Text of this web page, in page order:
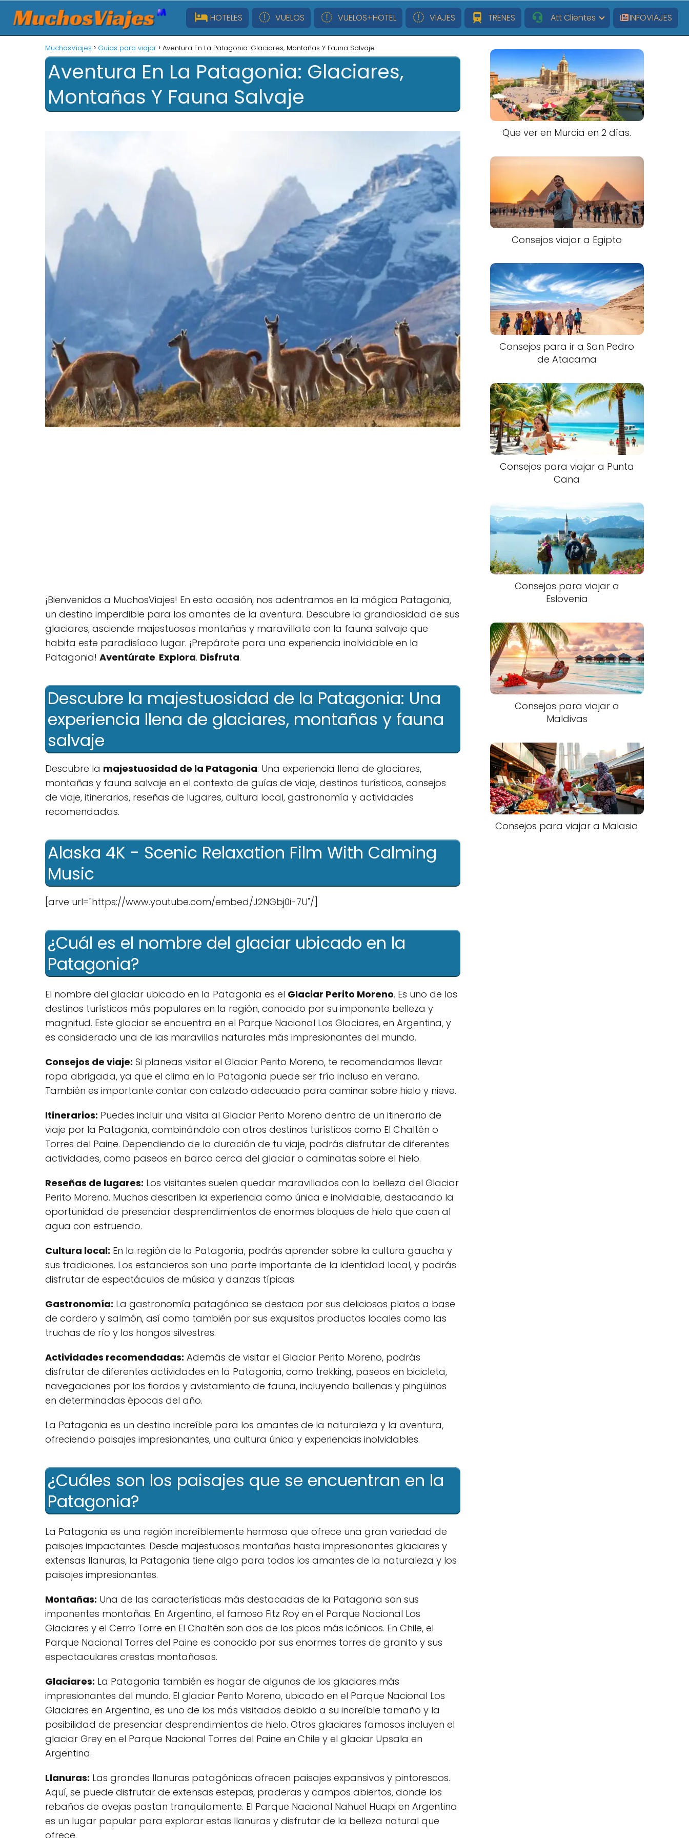
HOTELES VUELOS VUELOS+HOTEL VIAJES TRENES Att Clientes INFOVIAJES
MuchosViajes Guías para viajar Aventura En La Patagonia: Glaciares, Montañas Y Fauna Salvaje
Aventura En La Patagonia: Glaciares,
Montañas Y Fauna Salvaje
¡Bienvenidos a MuchosViajes! En esta ocasión, nos adentramos en la mágica Patagonia,
un destino imperdible para los amantes de la aventura. Descubre la grandiosidad de sus
glaciares, asciende majestuosas montañas y maravíllate con la fauna salvaje que
habita este paradisíaco lugar. ¡Prepárate para una experiencia inolvidable en la
Patagonia! Aventúrate. Explora. Disfruta.
Descubre la majestuosidad de la Patagonia: Una
experiencia llena de glaciares, montañas y fauna
salvaje
Descubre la majestuosidad de la Patagonia: Una experiencia llena de glaciares,
montañas y fauna salvaje en el contexto de guías de viaje, destinos turísticos, consejos
de viaje, itinerarios, reseñas de lugares, cultura local, gastronomía y actividades
recomendadas.
Alaska 4K - Scenic Relaxation Film With Calming
Music
[arve url="https://www.youtube.com/embed/J2NGbj0i-7U"/]
¿Cuál es el nombre del glaciar ubicado en la
Patagonia?
El nombre del glaciar ubicado en la Patagonia es el Glaciar Perito Moreno. Es uno de los
destinos turísticos más populares en la región, conocido por su imponente belleza y
magnitud. Este glaciar se encuentra en el Parque Nacional Los Glaciares, en Argentina, y
es considerado una de las maravillas naturales más impresionantes del mundo.
Consejos de viaje: Si planeas visitar el Glaciar Perito Moreno, te recomendamos llevar
ropa abrigada, ya que el clima en la Patagonia puede ser frío incluso en verano.
También es importante contar con calzado adecuado para caminar sobre hielo y nieve.
Itinerarios: Puedes incluir una visita al Glaciar Perito Moreno dentro de un itinerario de
viaje por la Patagonia, combinándolo con otros destinos turísticos como El Chaltén o
Torres del Paine. Dependiendo de la duración de tu viaje, podrás disfrutar de diferentes
actividades, como paseos en barco cerca del glaciar o caminatas sobre el hielo.
Reseñas de lugares: Los visitantes suelen quedar maravillados con la belleza del Glaciar
Perito Moreno. Muchos describen la experiencia como única e inolvidable, destacando la
oportunidad de presenciar desprendimientos de enormes bloques de hielo que caen al
agua con estruendo.
Cultura local: En la región de la Patagonia, podrás aprender sobre la cultura gaucha y
sus tradiciones. Los estancieros son una parte importante de la identidad local, y podrás
disfrutar de espectáculos de música y danzas típicas.
Gastronomía: La gastronomía patagónica se destaca por sus deliciosos platos a base
de cordero y salmón, así como también por sus exquisitos productos locales como las
truchas de río y los hongos silvestres.
Actividades recomendadas: Además de visitar el Glaciar Perito Moreno, podrás
disfrutar de diferentes actividades en la Patagonia, como trekking, paseos en bicicleta,
navegaciones por los fiordos y avistamiento de fauna, incluyendo ballenas y pingüinos
en determinadas épocas del año.
La Patagonia es un destino increíble para los amantes de la naturaleza y la aventura,
ofreciendo paisajes impresionantes, una cultura única y experiencias inolvidables.
¿Cuáles son los paisajes que se encuentran en la
Patagonia?
La Patagonia es una región increíblemente hermosa que ofrece una gran variedad de
paisajes impactantes. Desde majestuosas montañas hasta impresionantes glaciares y
extensas llanuras, la Patagonia tiene algo para todos los amantes de la naturaleza y los
paisajes impresionantes.
Montañas: Una de las características más destacadas de la Patagonia son sus
imponentes montañas. En Argentina, el famoso Fitz Roy en el Parque Nacional Los
Glaciares y el Cerro Torre en El Chaltén son dos de los picos más icónicos. En Chile, el
Parque Nacional Torres del Paine es conocido por sus enormes torres de granito y sus
espectaculares crestas montañosas.
Glaciares: La Patagonia también es hogar de algunos de los glaciares más
impresionantes del mundo. El glaciar Perito Moreno, ubicado en el Parque Nacional Los
Glaciares en Argentina, es uno de los más visitados debido a su increíble tamaño y la
posibilidad de presenciar desprendimientos de hielo. Otros glaciares famosos incluyen el
glaciar Grey en el Parque Nacional Torres del Paine en Chile y el glaciar Upsala en
Argentina.
Llanuras: Las grandes llanuras patagónicas ofrecen paisajes expansivos y pintorescos.
Aquí, se puede disfrutar de extensas estepas, praderas y campos abiertos, donde los
rebaños de ovejas pastan tranquilamente. El Parque Nacional Nahuel Huapi en Argentina
es un lugar popular para explorar estas llanuras y disfrutar de la belleza natural que
ofrece.
Que ver en Murcia en 2 días.
Consejos viajar a Egipto
Consejos para ir a San Pedro
de Atacama
Consejos para viajar a Punta
Cana​
Consejos para viajar a
Eslovenia​
Consejos para viajar a
Maldivas
Consejos para viajar a Malasia​